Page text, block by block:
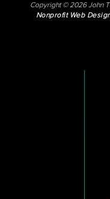
Copyright © 2026 John
Nonprofit Web